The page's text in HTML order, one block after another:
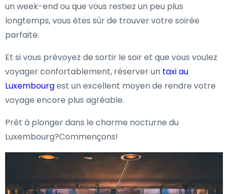
un week-end ou que vous restiez un peu plus
longtemps, vous êtes sûr de trouver votre soirée
parfaite.
Et si vous prévoyez de sortir le soir et que vous voulez
voyager confortablement, réserver un taxi au
Luxembourgest un excellent moyen de rendre votre
voyage encore plus agréable.
Prêt à plonger dans le charme nocturne du
Luxembourg?Commençons!